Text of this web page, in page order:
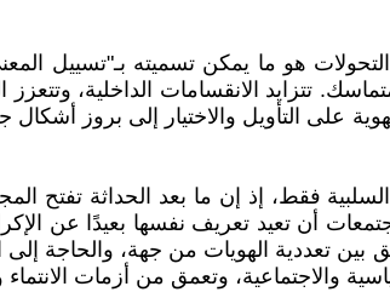
التحولات هو ما يمكن تسميته بـ"تسييل
تتزايد الانقسامات الداخلية، وتتعزز
على التأويل والاختيار إلى بروز
فقط، إذ إن ما بعد الحداثة تفتح
أن تعيد تعريف نفسها بعيدًا عن
بين تعددية الهويات من جهة، والحاجة
والاجتماعية، وتعمق من أزمات الانتماء